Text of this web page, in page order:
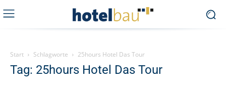
Start Schlagworte 25hours Hotel Das Tour
Tag: 25hours Hotel Das Tour